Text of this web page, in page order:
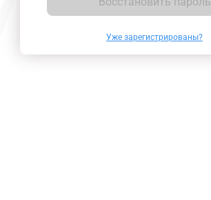
Уже зарегистрированы?